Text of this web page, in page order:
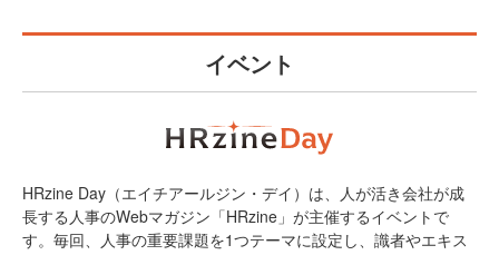
イベント
HRzine Day（エイチアールジン・デイ）は、人が活き会社が成
長する人事のWebマガジン「HRzine」が主催するイベントで
す。毎回、人事の重要課題を1つテーマに設定し、識者やエキス